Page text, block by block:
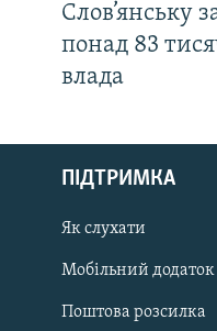
РУС
ДОЛУЧАЙСЯ!
Слов’янську
понад 83
влада
ПІДТРИМКА
Як слухати
Мобільний додаток
Поштова розсилка